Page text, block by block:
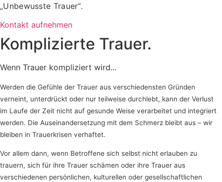
„Unbewusste Trauer“.
Kontakt aufnehmen
Komplizierte Trauer.
Wenn Trauer kompliziert wird...
Werden die Gefühle der Trauer aus verschiedensten Gründen
verneint, unterdrückt oder nur teilweise durchlebt, kann der Verlust
im Laufe der Zeit nicht auf gesunde Weise verarbeitet und integriert
werden. Die Auseinandersetzung mit dem Schmerz bleibt aus – wir
bleiben in Trauerkrisen verhaftet.
Vor allem dann, wenn Betroffene sich selbst nicht erlauben zu
trauern, sich für ihre Trauer schämen oder ihre Trauer aus
verschiedenen persönlichen, kulturellen oder gesellschaftlichen